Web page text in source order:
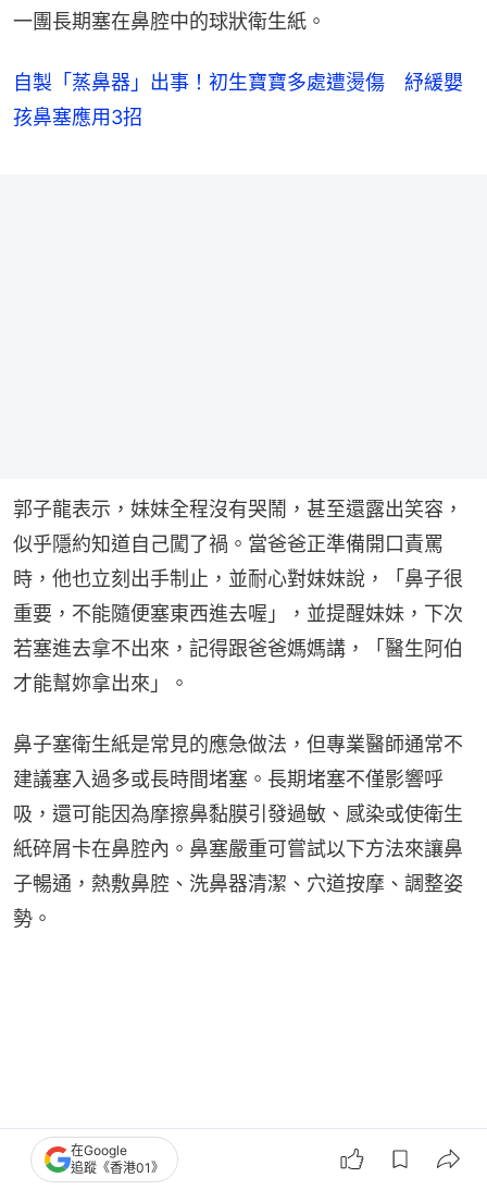
一團長期塞在鼻腔中的球狀衛生紙。
自製「蒸鼻器」出事！初生寶寶多處遭燙傷 紓緩嬰
孩鼻塞應用3招
郭子龍表示，妹妹全程沒有哭鬧，甚至還露出笑容，
似乎隱約知道自己闖了禍。當爸爸正準備開口責罵
時，他也立刻出手制止，並耐心對妹妹說，「鼻子很
重要，不能隨便塞東西進去喔」，並提醒妹妹，下次
若塞進去拿不出來，記得跟爸爸媽媽講，「醫生阿伯
才能幫妳拿出來」。
鼻子塞衛生紙是常見的應急做法，但專業醫師通常不
建議塞入過多或長時間堵塞。長期堵塞不僅影響呼
吸，還可能因為摩擦鼻黏膜引發過敏、感染或使衛生
紙碎屑卡在鼻腔內。鼻塞嚴重可嘗試以下方法來讓鼻
子暢通，熱敷鼻腔、洗鼻器清潔、穴道按摩、調整姿
勢。
在Google
追蹤《香港01》